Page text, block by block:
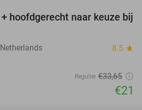
38%
hoofdgerecht naar keuze bij
8.5 star
Regulier €33,65
€21